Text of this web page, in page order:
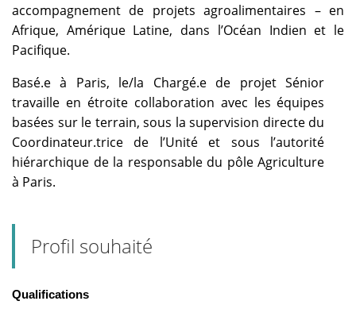
accompagnement de projets agroalimentaires – en
Afrique, Amérique Latine, dans l’Océan Indien et le
Pacifique.
Basé.e à Paris, le/la Chargé.e de projet Sénior
travaille en étroite collaboration avec les équipes
basées sur le terrain, sous la supervision directe du
Coordinateur.trice de l’Unité et sous l’autorité
hiérarchique de la responsable du pôle Agriculture
à Paris.
Profil souhaité
Qualifications